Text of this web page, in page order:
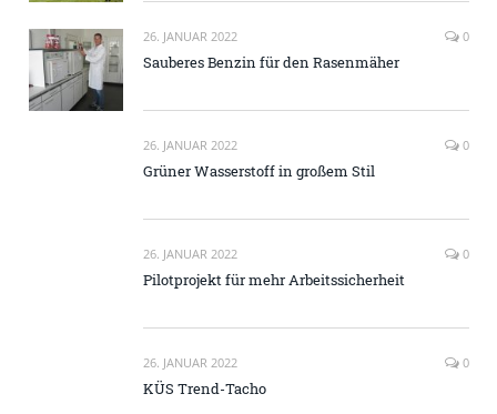
26. JANUAR 2022 0
Sauberes Benzin für den Rasenmäher
26. JANUAR 2022 0
Grüner Wasserstoff in großem Stil
26. JANUAR 2022 0
Pilotprojekt für mehr Arbeitssicherheit
26. JANUAR 2022 0
KÜS Trend-Tacho